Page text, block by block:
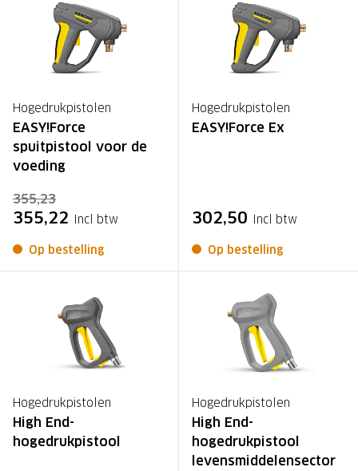
Hogedrukpistolen
EASY!Force
spuitpistool voor de
voeding
355,23
355,22 Incl btw
Op bestelling
Hogedrukpistolen
EASY!Force Ex
302,50 Incl btw
Op bestelling
Hogedrukpistolen
High End-
hogedrukpistool
Hogedrukpistolen
High End-
hogedrukpistool
levensmiddelensector